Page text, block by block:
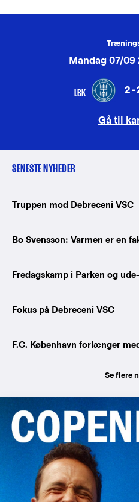
Mandag 07/09
LBK 2-
Gå til
SENESTE NYHEDER
Truppen mod Debreceni VSC
Bo Svensson: Varmen er en
Fredagskamp i Parken og
Fokus på Debreceni VSC
F.C. København forlænger
Se flere